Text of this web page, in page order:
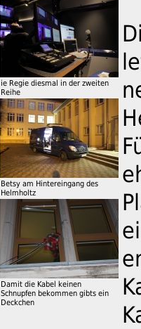
ie Regie diesmal in der zweiten
Reihe
Betsy am Hintereingang des
Helmholtz
Damit die Kabel keinen
Schnupfen bekommen gibts ein
Deckchen